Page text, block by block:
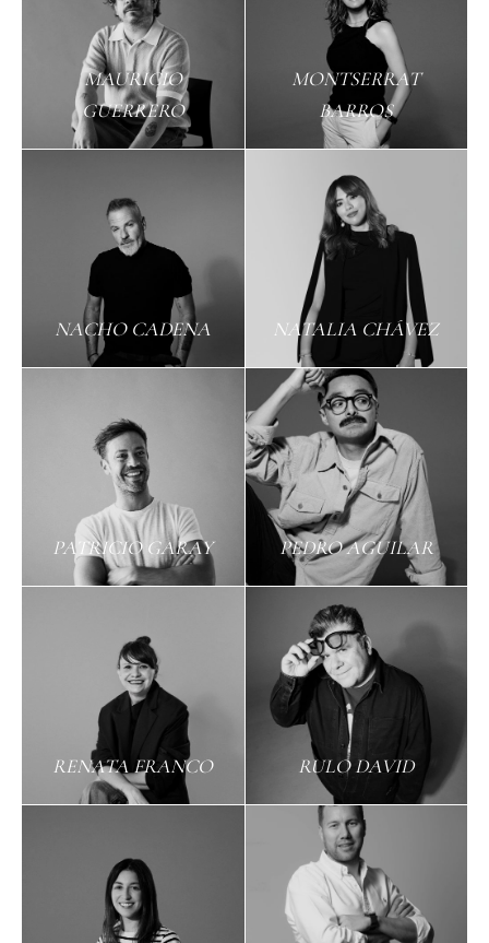
MAURICIO
GUERRERO
MONTSERRAT
BARROS
NACHO CADENA NATALIA CHÁVEZ
PATRICIO GARAY PEDRO AGUILAR
RENATA FRANCO RULO DAVID